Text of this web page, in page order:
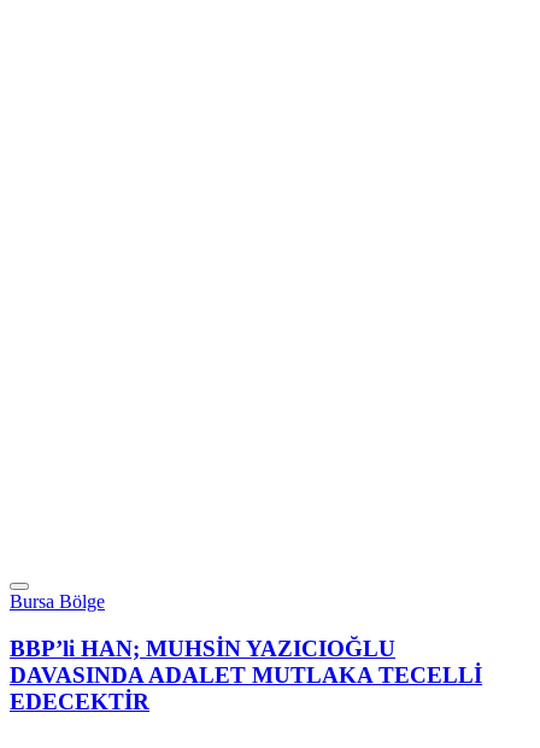
Bursa Bölge
BBP’li HAN; MUHSİN YAZICIOĞLU
DAVASINDA ADALET MUTLAKA TECELLİ
EDECEKTİR